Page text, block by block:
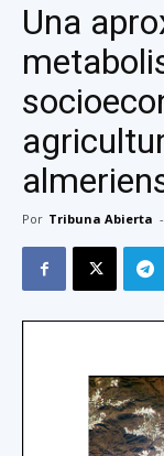
Una
Por Tribuna Abierta -